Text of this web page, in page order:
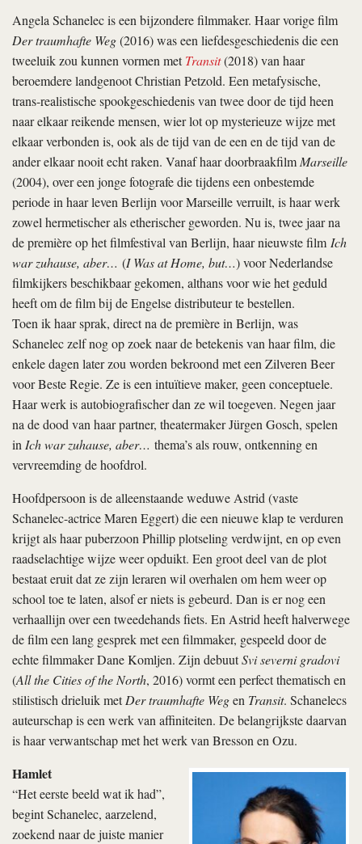
Angela Schanelec is een bijzondere filmmaker. Haar vorige film
Der traumhafte Weg(2016) was een liefdesgeschiedenis die een
tweeluik zou kunnen vormen metTransit(2018) van haar
beroemdere landgenoot Christian Petzold. Een metafysische,
trans-realistische spookgeschiedenis van twee door de tijd heen
naar elkaar reikende mensen, wier lot op mysterieuze wijze met
elkaar verbonden is, ook als de tijd van de een en de tijd van de
ander elkaar nooit echt raken. Vanaf haar doorbraakfilm Marseille
(2004), over een jonge fotografe die tijdens een onbestemde
periode in haar leven Berlijn voor Marseille verruilt, is haar werk
zowel hermetischer als etherischer geworden. Nu is, twee jaar na
de première op het filmfestival van Berlijn, haar nieuwste film Ich
war zuhause, aber… (I Was at Home, but…) voor Nederlandse
filmkijkers beschikbaar gekomen, althans voor wie het geduld
heeft om de film bij de Engelse distributeur te bestellen.
Toen ik haar sprak, direct na de première in Berlijn, was
Schanelec zelf nog op zoek naar de betekenis van haar film, die
enkele dagen later zou worden bekroond met een Zilveren Beer
voor Beste Regie. Ze is een intuïtieve maker, geen conceptuele.
Haar werk is autobiografischer dan ze wil toegeven. Negen jaar
na de dood van haar partner, theatermaker Jürgen Gosch, spelen
in Ich war zuhause, aber… thema’s als rouw, ontkenning en
vervreemding de hoofdrol.
Hoofdpersoon is de alleenstaande weduwe Astrid (vaste
Schanelec-actrice Maren Eggert) die een nieuwe klap te verduren
krijgt als haar puberzoon Phillip plotseling verdwijnt, en op even
raadselachtige wijze weer opduikt. Een groot deel van de plot
bestaat eruit dat ze zijn leraren wil overhalen om hem weer op
school toe te laten, alsof er niets is gebeurd. Dan is er nog een
verhaallijn over een tweedehands fiets. En Astrid heeft halverwege
de film een lang gesprek met een filmmaker, gespeeld door de
echte filmmaker Dane Komljen. Zijn debuutSvi severni gradovi
(All the Cities of the North, 2016) vormt een perfect thematisch en
stilistisch drieluik metDer traumhafte Wegen Transit. Schanelecs
auteurschap is een werk van affiniteiten. De belangrijkste daarvan
is haar verwantschap met het werk van Bresson en Ozu.
Hamlet
“Het eerste beeld wat ik had”,
begint Schanelec, aarzelend,
zoekend naar de juiste manier